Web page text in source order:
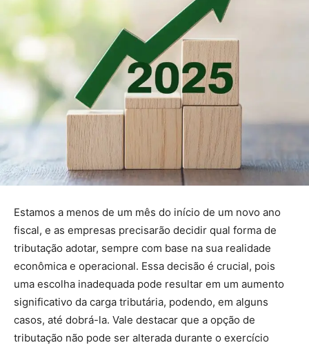
Estamos a menos de um mês do início de um novo ano
fiscal, e as empresas precisarão decidir qual forma de
tributação adotar, sempre com base na sua realidade
econômica e operacional. Essa decisão é crucial, pois
uma escolha inadequada pode resultar em um aumento
significativo da carga tributária, podendo, em alguns
casos, até dobrá-la. Vale destacar que a opção de
tributação não pode ser alterada durante o exercício